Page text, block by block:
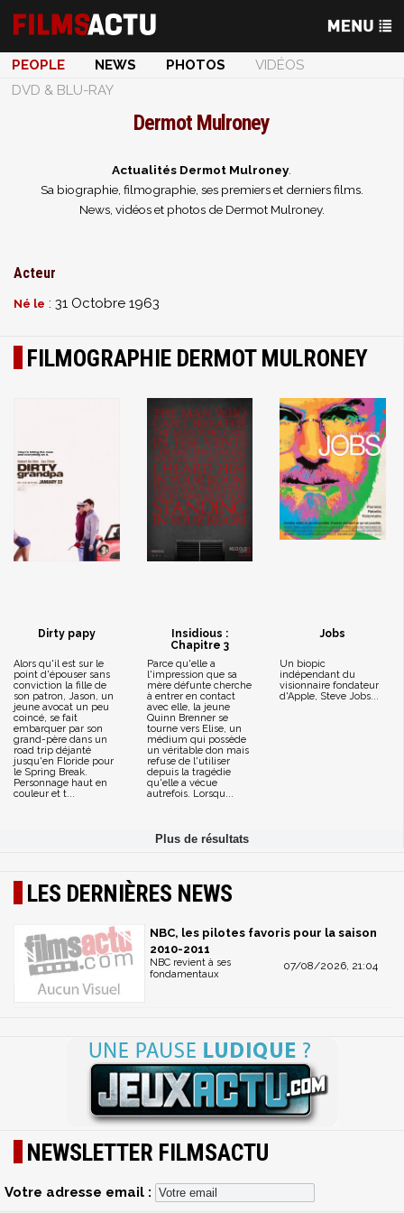
PEOPLE NEWS PHOTOS
VIDÉOS
DVD & BLU-RAY
Dermot Mulroney
Actualités Dermot Mulroney.
Sa biographie, filmographie, ses premiers et derniers films.
News, vidéos et photos de Dermot Mulroney.
Acteur
Né le : 31 Octobre 1963
FILMOGRAPHIE DERMOT MULRONEY
Dirty papy
Alors qu'il est sur le
point d'épouser sans
conviction la fille de
son patron, Jason, un
jeune avocat un peu
coincé, se fait
embarquer par son
grand-père dans un
road trip déjanté
jusqu'en Floride pour
le Spring Break.
Personnage haut en
couleur et t...
Insidious :
Chapitre 3
Parce qu'elle a
l'impression que sa
mère défunte cherche
à entrer en contact
avec elle, la jeune
Quinn Brenner se
tourne vers Elise, un
médium qui possède
un véritable don mais
refuse de l'utiliser
depuis la tragédie
qu'elle a vécue
autrefois. Lorsqu...
Jobs
Un biopic
indépendant du
visionnaire fondateur
d'Apple, Steve Jobs...
LES DERNIÈRES NEWS
NBC, les pilotes favoris pour la saison
2010-2011
07/08/2026, 21:04
NBC revient à ses
fondamentaux
NEWSLETTER FILMSACTU
Votre adresse email :